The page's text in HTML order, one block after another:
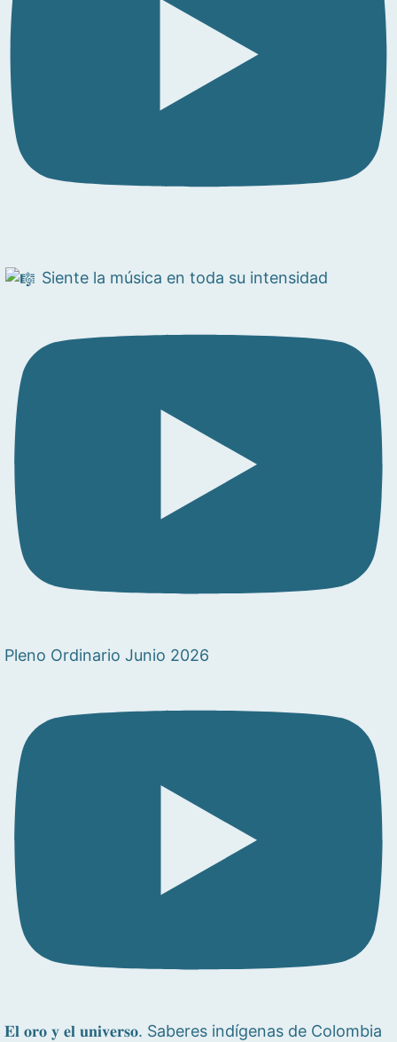
Siente la música en toda su intensidad
Pleno Ordinario Junio 2026
𝐄𝐥 𝐨𝐫𝐨 𝐲 𝐞𝐥 𝐮𝐧𝐢𝐯𝐞𝐫𝐬𝐨. Saberes indígenas de Colombia